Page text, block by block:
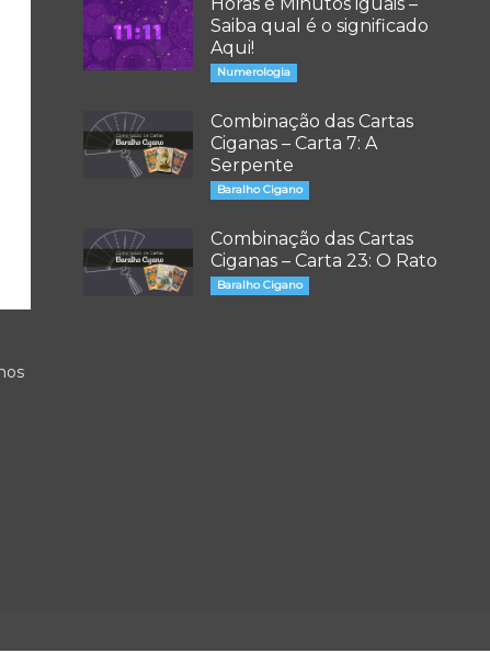
Saiba qual é o significado
Aqui!
Numerologia
Combinação das Cartas
Ciganas – Carta 7: A
Serpente
Baralho Cigano
Combinação das Cartas
Ciganas – Carta 23: O Rato
Baralho Cigano